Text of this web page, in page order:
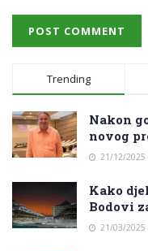
Trending
Nakon
novog
21/12/2025
Kako
Bodovi
21/03/2025